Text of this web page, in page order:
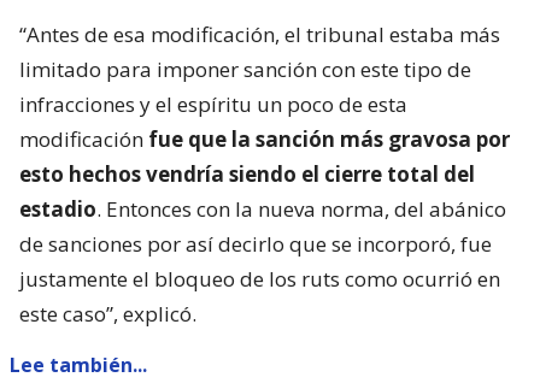
“Antes de esa modificación, el tribunal estaba más
limitado para imponer sanción con este tipo de
infracciones y el espíritu un poco de esta
modificación fue que la sanción más gravosa por
esto hechos vendría siendo el cierre total del
estadio. Entonces con la nueva norma, del abánico
de sanciones por así decirlo que se incorporó, fue
justamente el bloqueo de los ruts como ocurrió en
este caso”, explicó.
Lee también...